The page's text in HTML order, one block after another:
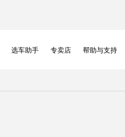
选车助手 专卖店 帮助与支持